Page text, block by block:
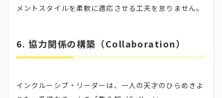
メントスタイルを柔軟に適応させる工夫を怠りません。
6. 協力関係の構築（Collaboration）
インクルーシブ・リーダーは、一人の天才のひらめきよ